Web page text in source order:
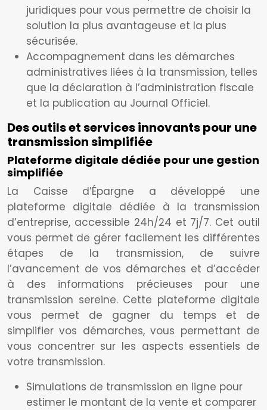
juridiques pour vous permettre de choisir la
solution la plus avantageuse et la plus
sécurisée.
Accompagnement dans les démarches
administratives liées à la transmission, telles
que la déclaration à l’administration fiscale
et la publication au Journal Officiel.
Des outils et services innovants pour une
transmission simplifiée
Plateforme digitale dédiée pour une gestion
simplifiée
La Caisse d’Épargne a développé une
plateforme digitale dédiée à la transmission
d’entreprise, accessible 24h/24 et 7j/7. Cet outil
vous permet de gérer facilement les différentes
étapes de la transmission, de suivre
l’avancement de vos démarches et d’accéder
à des informations précieuses pour une
transmission sereine. Cette plateforme digitale
vous permet de gagner du temps et de
simplifier vos démarches, vous permettant de
vous concentrer sur les aspects essentiels de
votre transmission.
Simulations de transmission en ligne pour
estimer le montant de la vente et comparer